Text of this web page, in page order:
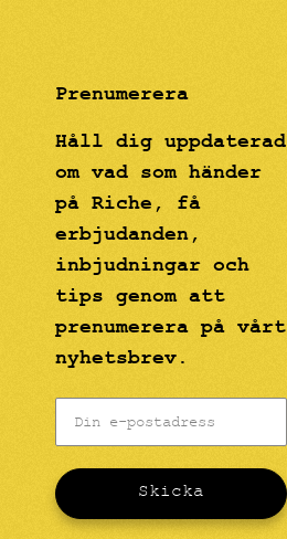
Prenumerera
Håll dig uppdaterad
om vad som händer
på Riche, få
erbjudanden,
inbjudningar och
tips genom att
prenumerera på vårt
nyhetsbrev.
Skicka